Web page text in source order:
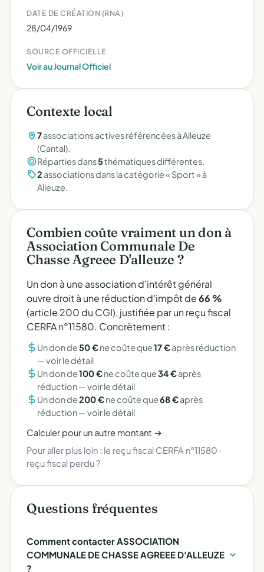
DATE DE CRÉATION (RNA)
28/04/1969
SOURCE OFFICIELLE
Voir au Journal Officiel
Contexte local
7associations actives référencées à Alleuze
(Cantal).
Réparties dans5thématiques différentes.
2 associations dans la catégorie « Sport » à
Alleuze.
Combien coûte vraiment un don à
Association Communale De
Chasse Agreee D'alleuze ?
Un don à une association d'intérêt général
ouvre droit à une réduction d'impôt de66 %
(article 200 du CGI), justifiée par un reçu fiscal
CERFA n°11580. Concrètement :
Un don de50 €ne coûte que17 €après réduction
—voir le détail
Un don de100 €ne coûte que34 €après
réduction —voir le détail
Un don de200 €ne coûte que68 €après
réduction —voir le détail
Calculer pour un autre montant →
Pour aller plus loin : le reçu fiscal CERFA n°11580 ·
reçu fiscal perdu ?
Questions fréquentes
Comment contacter ASSOCIATION
COMMUNALE DE CHASSE AGREEE D'ALLEUZE
?